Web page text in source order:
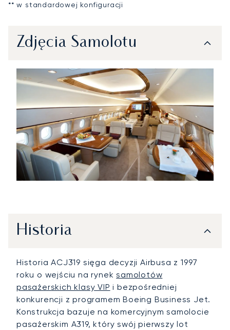
** w standardowej konfiguracji
Zdjęcia Samolotu
Historia
Historia ACJ319 sięga decyzji Airbusa z 1997
roku o wejściu na ryneksamolotów
pasażerskich klasy VIP i bezpośredniej
konkurencji z programem Boeing Business Jet.
Konstrukcja bazuje na komercyjnym samolocie
pasażerskim A319, który swój pierwszy lot